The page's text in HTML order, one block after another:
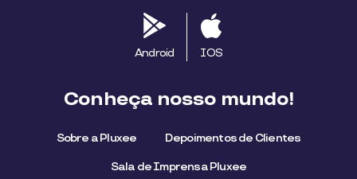
Android IOS
Conheça nosso mundo!
Sobre a Pluxee Depoimentos de Clientes
Sala de Imprensa Pluxee